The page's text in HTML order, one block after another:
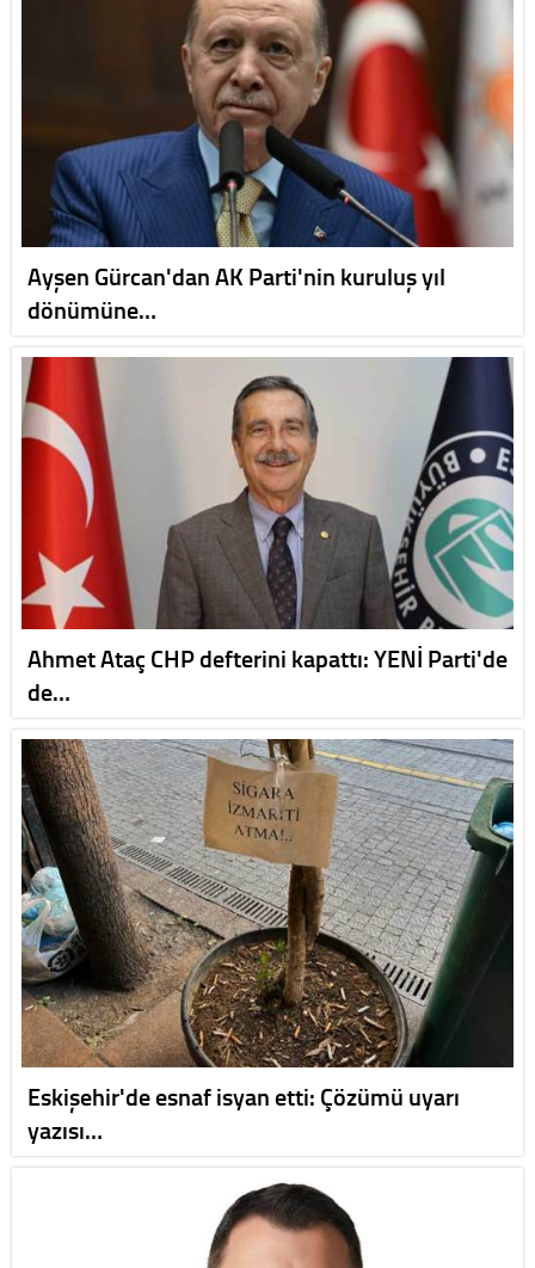
Ayşen Gürcan'dan AK Parti'nin kuruluş yıl
dönümüne…
Ahmet Ataç CHP defterini kapattı: YENİ Parti'de
de…
Eskişehir'de esnaf isyan etti: Çözümü uyarı
yazısı…